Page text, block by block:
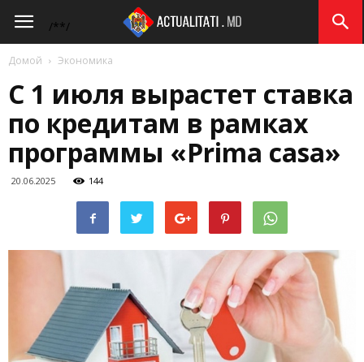
/**/
Actualitati.md
Домой Экономика
С 1 июля вырастет ставка
по кредитам в рамках
программы «Prima casa»
20.06.2025 144